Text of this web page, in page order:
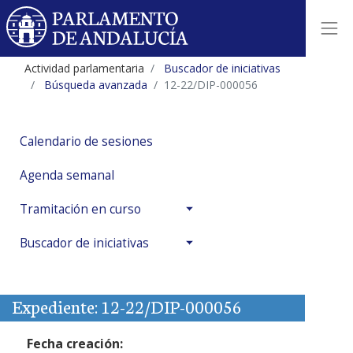
Actividad parlamentaria
Buscador de iniciativas
Búsqueda avanzada
12-22/DIP-000056
Calendario de sesiones
Agenda semanal
Tramitación en curso
Buscador de iniciativas
Expediente: 12-22/DIP-000056
Fecha creación: